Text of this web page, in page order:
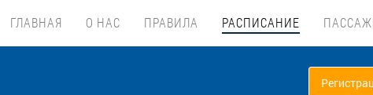
ГЛАВНАЯ О НАС ПРАВИЛА РАСПИСАНИЕ